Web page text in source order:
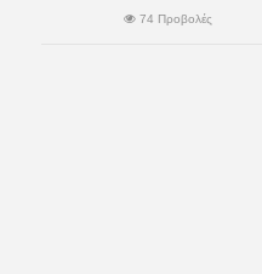
74 Προβολές